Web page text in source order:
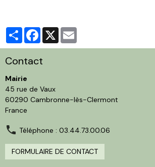
PartagerFacebook
X
Contact
Mairie
45 rue de Vaux
60290 Cambronne-lès-Clermont
France
Téléphone : 03.44.73.00.06
FORMULAIRE DE CONTACT